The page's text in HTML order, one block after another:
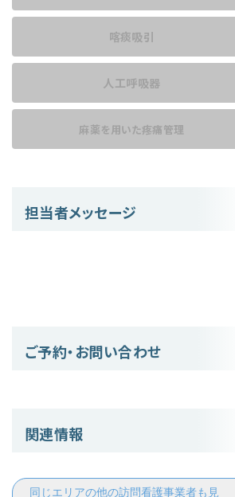
喀痰吸引
人工呼吸器
麻薬を用いた疼痛管理
担当者メッセージ
ご予約・お問い合わせ
関連情報
同じエリアの他の訪問看護事業者も見